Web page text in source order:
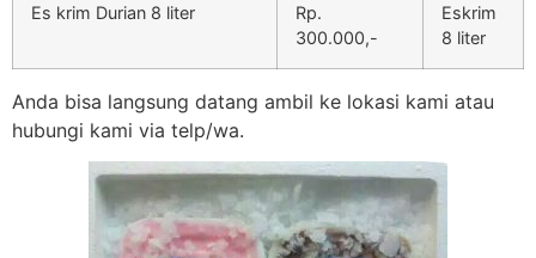
Es krim Durian 8 liter
Rp.
300.000,-
Eskrim
8 liter
Anda bisa langsung datang ambil ke lokasi kami atau
hubungi kami via telp/wa.